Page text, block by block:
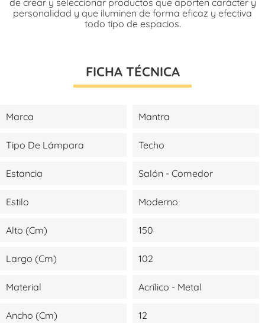
personalidad y que iluminen de forma eficaz y efectiva
todo tipo de espacios.
FICHA TÉCNICA
Marca Mantra
Tipo De Lámpara Techo
Estancia Salón - Comedor
Estilo Moderno
Alto (cm) 150
Largo (cm) 102
Material Acrílico - Metal
Ancho (cm) 12